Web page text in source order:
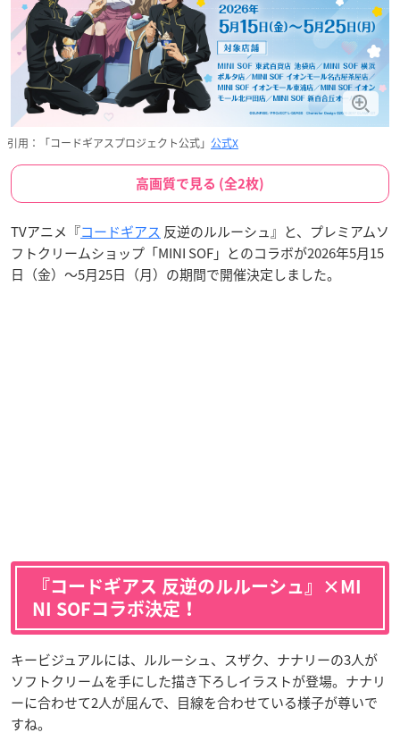
引用：「コードギアスプロジェクト公式」 公式X
高画質で見る (全2枚)
TVアニメ『コードギアス 反逆のルルーシュ』と、プレミアムソ
フトクリームショップ「MINI SOF」とのコラボが2026年5月15
日（金）〜5月25日（月）の期間で開催決定しました。
『コードギアス 反逆のルルーシュ』×MI
NI SOFコラボ決定！
キービジュアルには、ルルーシュ、スザク、ナナリーの3人が
ソフトクリームを手にした描き下ろしイラストが登場。ナナリ
ーに合わせて2人が屈んで、目線を合わせている様子が尊いで
すね。